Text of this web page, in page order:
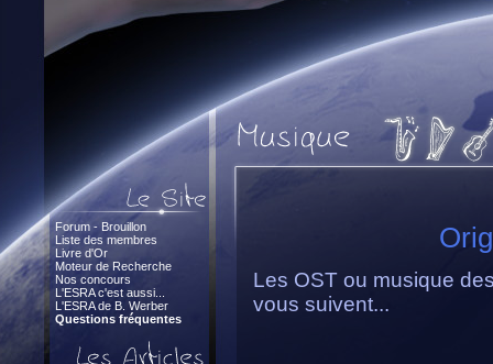
Forum - Brouillon
Liste des membres
Livre d'Or
Moteur de Recherche
Nos concours
L'ESRA c'est aussi...
L'ESRA de B. Werber
Questions fréquentes
Les OST ou musique
vous suivent...